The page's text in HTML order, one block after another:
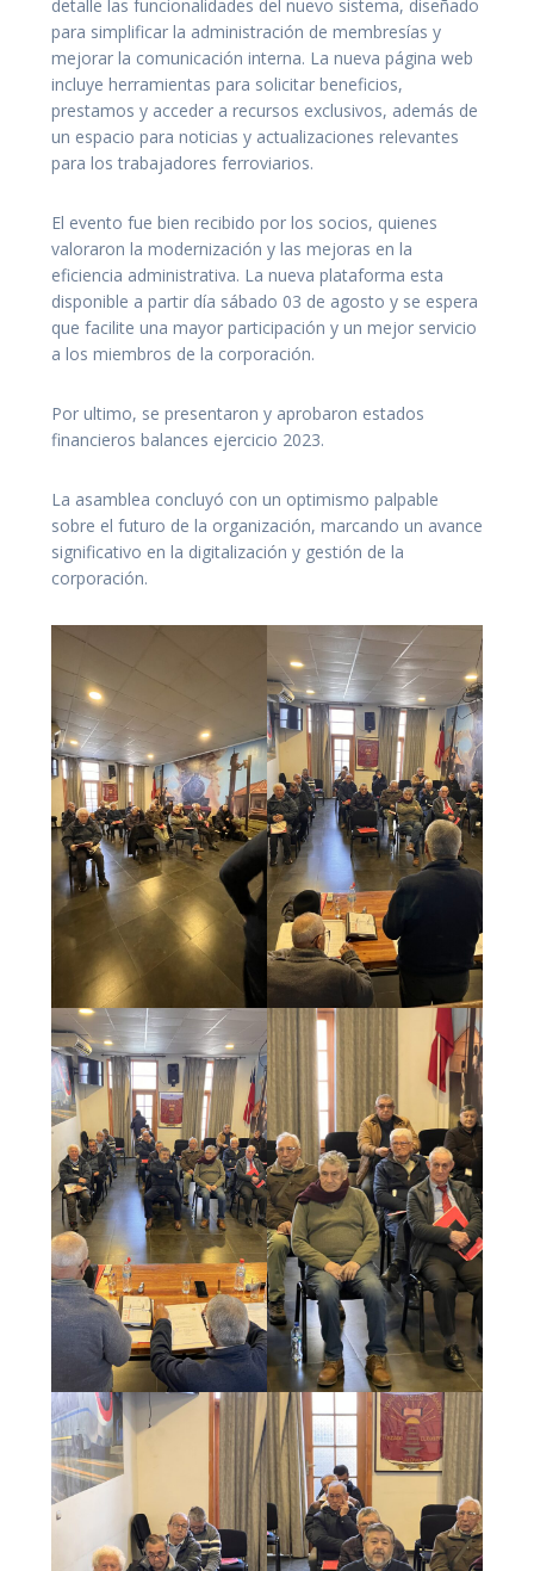
detalle las funcionalidades del nuevo sistema, diseñado
para simplificar la administración de membresías y
mejorar la comunicación interna. La nueva página web
incluye herramientas para solicitar beneficios,
prestamos y acceder a recursos exclusivos, además de
un espacio para noticias y actualizaciones relevantes
para los trabajadores ferroviarios.
El evento fue bien recibido por los socios, quienes
valoraron la modernización y las mejoras en la
eficiencia administrativa. La nueva plataforma esta
disponible a partir día sábado 03 de agosto y se espera
que facilite una mayor participación y un mejor servicio
a los miembros de la corporación.
Por ultimo, se presentaron y aprobaron estados
financieros balances ejercicio 2023.
La asamblea concluyó con un optimismo palpable
sobre el futuro de la organización, marcando un avance
significativo en la digitalización y gestión de la
corporación.